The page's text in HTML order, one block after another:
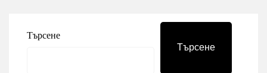
Търсене
Търсене